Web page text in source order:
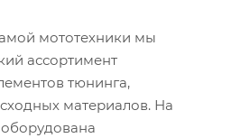
мототехники мы
ассортимент
тюнинга,
материалов. На